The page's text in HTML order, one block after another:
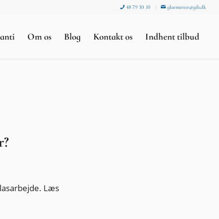
48 79 30 10 glarmester@gih.dk
Om os Blog Kontakt os Indhent tilbud
Læs